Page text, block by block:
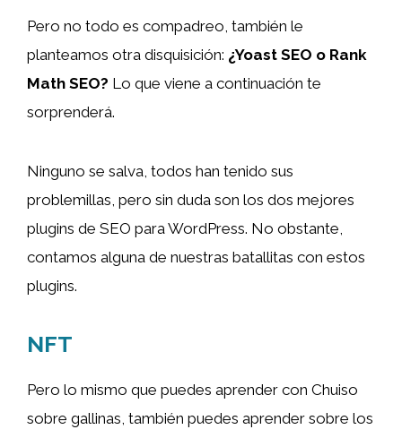
Pero no todo es compadreo, también le
planteamos otra disquisición: ¿Yoast SEO o Rank
Math SEO? Lo que viene a continuación te
sorprenderá.
Ninguno se salva, todos han tenido sus
problemillas, pero sin duda son los dos mejores
plugins de SEO para WordPress. No obstante,
contamos alguna de nuestras batallitas con estos
plugins.
NFT
Pero lo mismo que puedes aprender con Chuiso
sobre gallinas, también puedes aprender sobre los